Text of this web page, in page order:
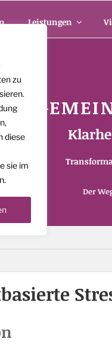
zu
diese
sie im
Der
Leistungen